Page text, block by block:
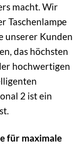
macht. Wir
Taschenlampe
unserer Kunden
das höchsten
hochwertigen
2 ist ein
für maximale